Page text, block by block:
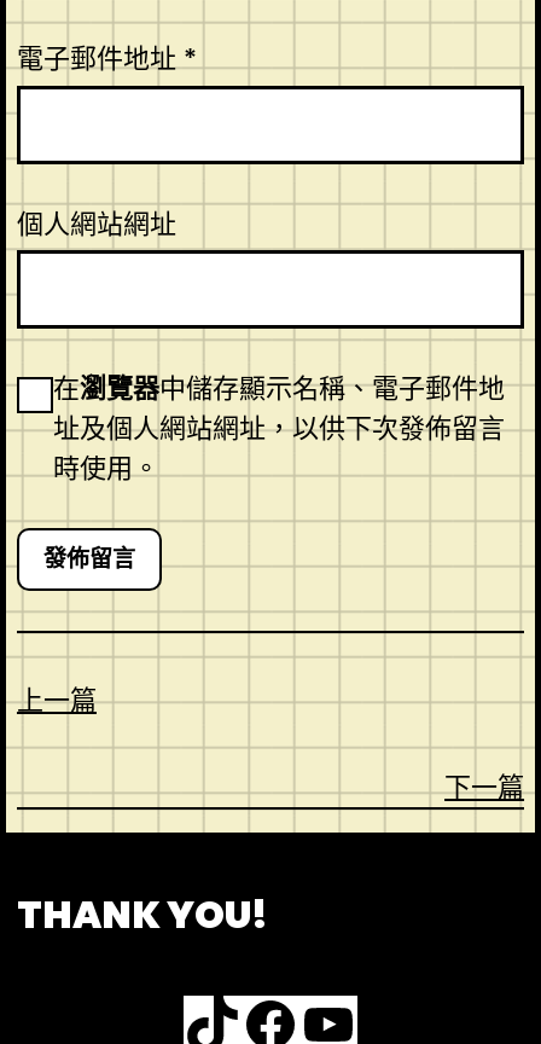
電子郵件地址*
個人網站網址
在瀏覽器中儲存顯示名稱、電子郵件地
址及個人網站網址，以供下次發佈留言
時使用。
上一篇
下一篇
THANK YOU!
TikTok Facebook YouTube